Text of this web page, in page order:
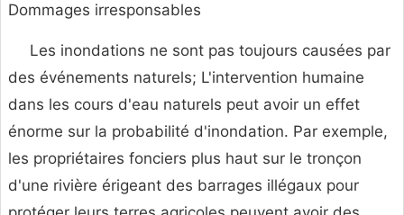
Dommages irresponsables
Les inondations ne sont pas toujours causées par
des événements naturels; L'intervention humaine
dans les cours d'eau naturels peut avoir un effet
énorme sur la probabilité d'inondation. Par exemple,
les propriétaires fonciers plus haut sur le tronçon
d'une rivière érigeant des barrages illégaux pour